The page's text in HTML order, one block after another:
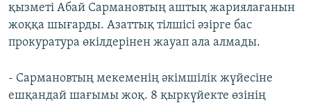
қызметі Абай Сармановтың аштық жариялағанын
жоққа шығарды. Азаттық тілшісі әзірге бас
прокуратура өкілдерінен жауап ала алмады.
- Сармановтың мекеменің әкімшілік жүйесіне
ешқандай шағымы жоқ. 8 қыркүйекте өзінің